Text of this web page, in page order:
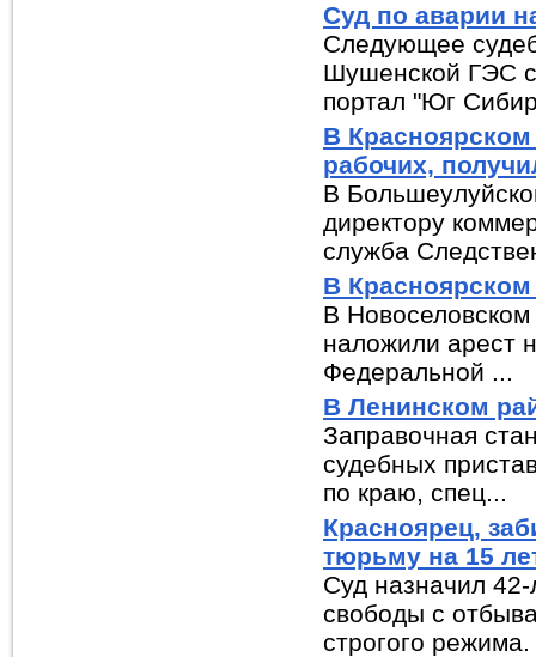
Суд по аварии
Следующее
Шушенской ГЭС
портал "Юг
В Красноярском
рабочих,
В
директору
служба
В Красноярском
В
наложили арест
Федеральной ...
В Ленинском
Заправочная
судебных
по краю, спец...
Красноярец,
тюрьму на 15
Суд назначил
свободы с
строгого